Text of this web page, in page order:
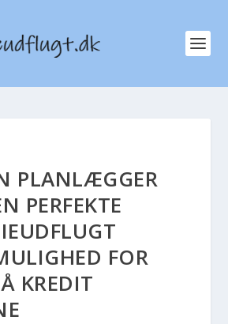
PLANLÆGGER
PERFEKTE
FOR
KREDIT